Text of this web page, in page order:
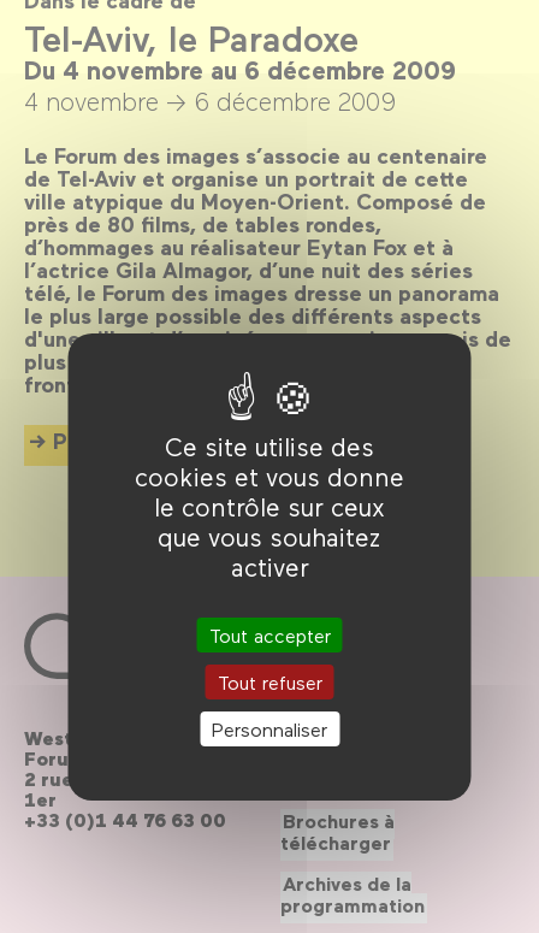
Ce site utilise des
cookies et vous donne
le contrôle sur ceux
que vous souhaitez
activer
Tout accepter
Tout refuser
Personnaliser
Tel-Aviv, le Paradoxe
Du 4 novembre au 6 décembre 2009
4 novembre → 6 décembre 2009
Le Forum des images s’associe au centenaire
de Tel-Aviv et organise un portrait de cette
ville atypique du Moyen-Orient. Composé de
près de 80 films, de tables rondes,
d’hommages au réalisateur Eytan Fox et à
l’actrice Gila Almagor, d’une nuit des séries
télé, le Forum des images dresse un panorama
le plus large possible des différents aspects
d'une ville et d’un cinéma encore jeune mais de
plus en plus reconnu en dehors de ses
frontières.
Plus d'info
Westfield
Forum des Halles
2 rue du cinéma, Paris
1er
+33 (0)1 44 76 63 00
Contactez-nous
Brochures à
télécharger
Archives de la
programmation